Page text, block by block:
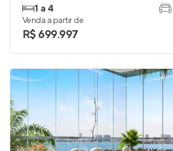
1 a 4
Venda a partir de
R$ 699.997